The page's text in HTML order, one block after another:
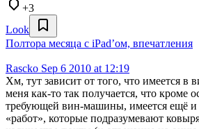
+3
Look
Полтора месяца с iPad’ом, впечатления
Rascko Sep 6 2010 at 12:19
Хм, тут зависит от того, что имеется в
меня как-то так получается, что кроме
требующей вин-машины, имеется ещё и
«работ», которые подразумевают